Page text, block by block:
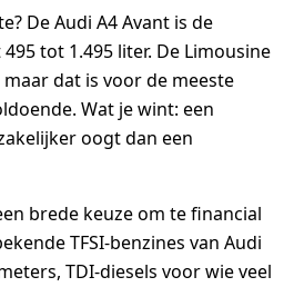
De Audi A4 Avant is de
tot 1.495 liter. De Limousine
dat is voor de meeste
Wat je wint: een
oogt dan een
brede keuze om te financial
TFSI-benzines van Audi
TDI-diesels voor wie veel